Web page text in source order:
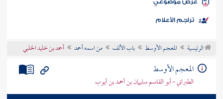
الكتب
موضوعي
تراجم الأعلام
الرئيسية المعجم الأوسط باب الألف من اسمه أحمد أحمد بن خليد الحلبي
المعجم الأوسط
الطبراني - أبو القاسم سليمان بن أحمد بن أيوب